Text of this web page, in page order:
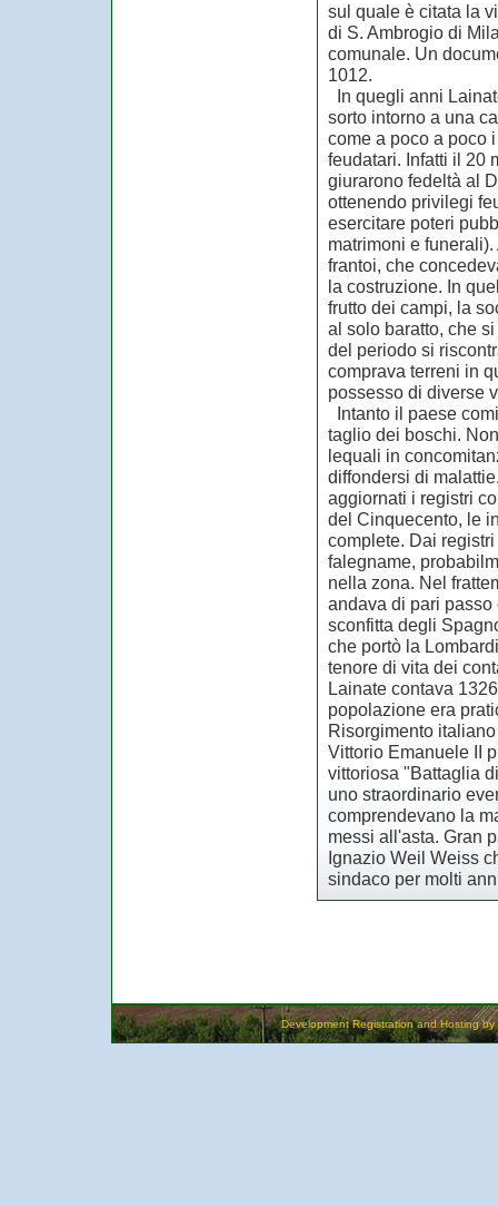
sul quale è citata la
di S. Ambrogio di
comunale. Un
1012.
In quegli anni
sorto intorno a una
come a poco a poco
feudatari. Infatti il 20
giurarono fedeltà al
ottenendo privilegi
esercitare poteri
matrimoni e
frantoi, che
la costruzione. In
frutto dei campi, la
al solo baratto, che
del periodo si
comprava terreni in
possesso di diverse
Intanto il paese
taglio dei boschi.
lequali in
diffondersi di
aggiornati i registri
del Cinquecento, le
complete. Dai
falegname,
nella zona. Nel
andava di pari
sconfitta degli
che portò la
tenore di vita dei
Lainate contava
popolazione era
Risorgimento
Vittorio Emanuele II
vittoriosa "Battaglia
uno straordinario
comprendevano la
messi all'asta. Gran
Ignazio Weil Weiss
sindaco per molti
Development Registration and Hosting by